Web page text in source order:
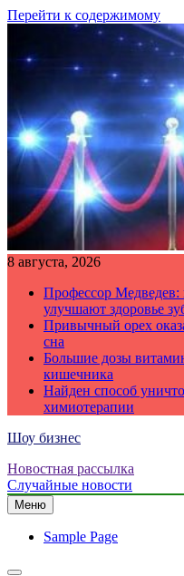
Перейти к содержимому
8 августа, 2026
Профессор Медведев:
улучшают здоровье
Привычный орех
сна
Большие дозы
кишечника
Найден способ
химиотерапии
Шоу бизнес
Новостная рассылка
Случайные новости
Меню
Sample Page